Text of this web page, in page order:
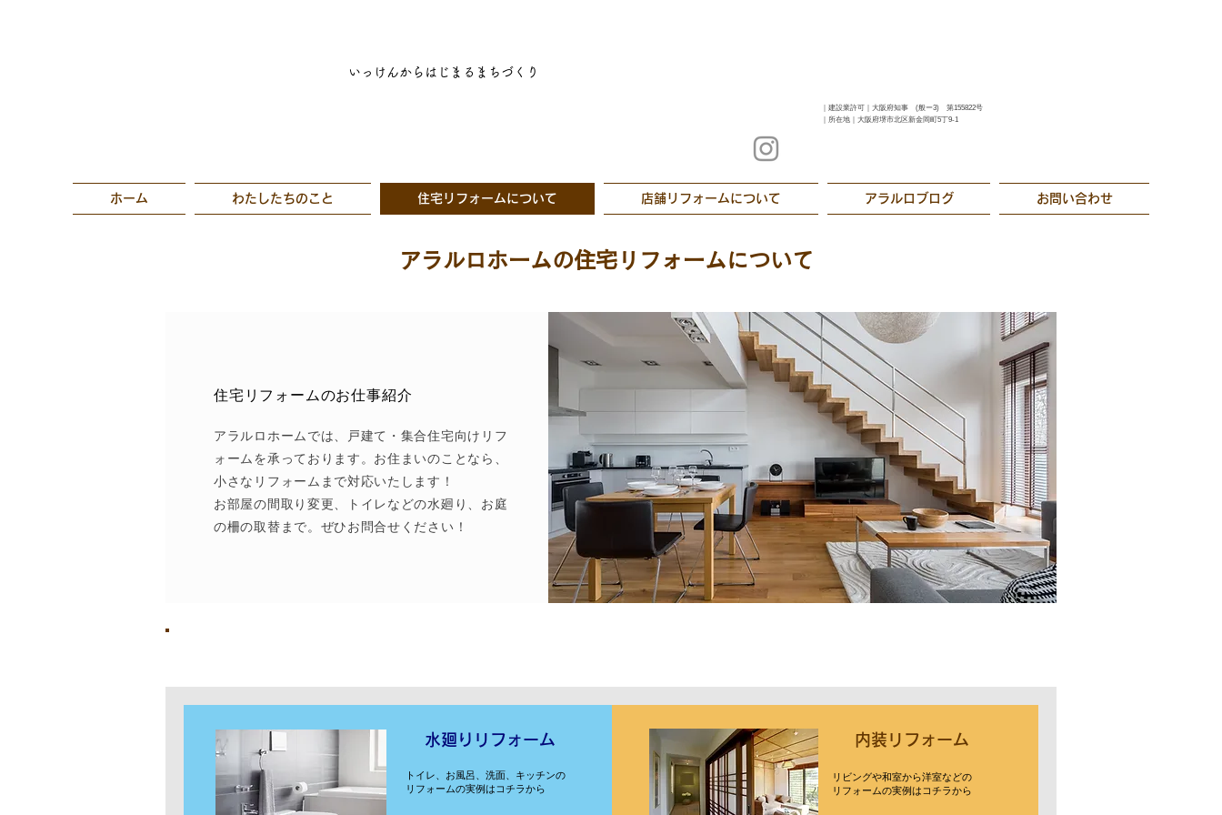
いっけんからはじまるまちづくり
｜建設業許可｜大阪府知事 (般ー3) 第155822号
｜所在地｜大阪府堺市北区新金岡町5丁9-1
ホーム わたしたちのこと 住宅リフォームについて 店舗リフォームについて アラルロブログ お問い合わせ
アラルロホームの住宅リフォームについて
住宅リフォームのお仕事紹介
アラルロホームでは、戸建て・集合住宅向けリフ
ォームを承っております。お住まいのことなら、
小さなリフォームまで対応いたします！
お部屋の間取り変更、トイレなどの水廻り、お庭
の柵の取替まで。ぜひお問合せください！
水廻りリフォーム
トイレ、お風呂、洗面、キッチンの
リフォームの実例はコチラから
内装リフォーム
リビングや和室から洋室などの
リフォームの実例はコチラから